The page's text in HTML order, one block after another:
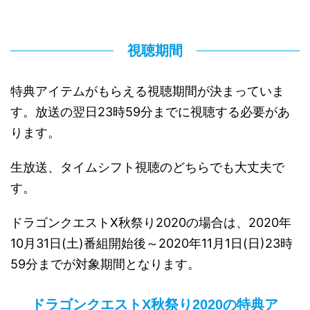
視聴期間
特典アイテムがもらえる視聴期間が決まっていま
す。放送の翌日23時59分までに視聴する必要があ
ります。
生放送、タイムシフト視聴のどちらでも大丈夫で
す。
ドラゴンクエストX秋祭り2020の場合は、2020年
10月31日(土)番組開始後～2020年11月1日(日)23時
59分までが対象期間となります。
ドラゴンクエストX秋祭り2020の特典ア